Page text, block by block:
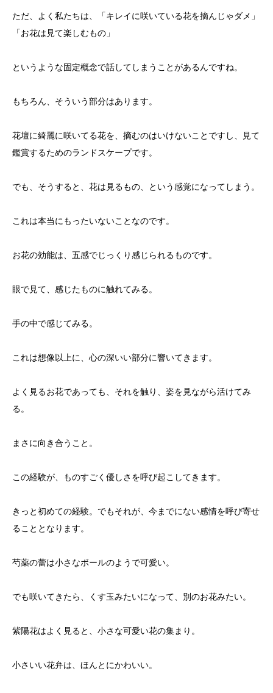
ただ、よく私たちは、「キレイに咲いている花を摘んじゃダメ」
「お花は見て楽しむもの」
というような固定概念で話してしまうことがあるんですね。
もちろん、そういう部分はあります。
花壇に綺麗に咲いてる花を、摘むのはいけないことですし、見て
鑑賞するためのランドスケープです。
でも、そうすると、花は見るもの、という感覚になってしまう。
これは本当にもったいないことなのです。
お花の効能は、五感でじっくり感じられるものです。
眼で見て、感じたものに触れてみる。
手の中で感じてみる。
これは想像以上に、心の深いい部分に響いてきます。
よく見るお花であっても、それを触り、姿を見ながら活けてみ
る。
まさに向き合うこと。
この経験が、ものすごく優しさを呼び起こしてきます。
きっと初めての経験。でもそれが、今までにない感情を呼び寄せ
ることとなります。
芍薬の蕾は小さなボールのようで可愛い。
でも咲いてきたら、くす玉みたいになって、別のお花みたい。
紫陽花はよく見ると、小さな可愛い花の集まり。
小さいい花弁は、ほんとにかわいい。